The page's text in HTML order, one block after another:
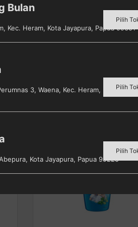
dan wangi sepanjang hari.
Bulan
Kec. Heram, Kota Jayapura, Papua 99351
Pilih
3, Waena, Kec. Heram, Kota Pilih
Kota Jayapura, Papua 99225
Pilih